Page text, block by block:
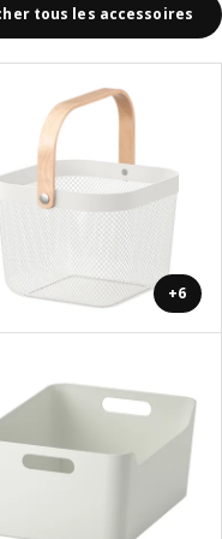
tous les accessoires
+6